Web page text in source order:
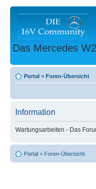
Das Mercedes
Portal » Foren-Übersicht
Information
Wartungsarbeiten - Das
Portal » Foren-Übersicht